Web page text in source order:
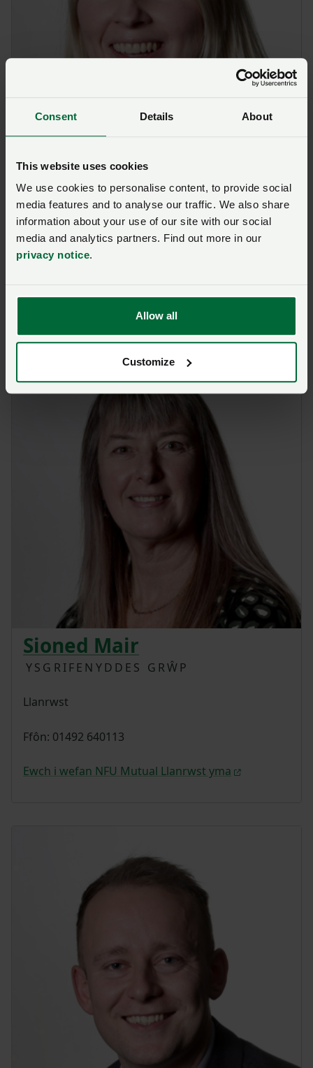
Consent Details About
This website uses cookies
We use cookies to personalise content, to provide social
media features and to analyse our traffic. We also share
information about your use of our site with our social
media and analytics partners. Find out more in our
privacy notice.
Allow all
Customize
Lona Davies
YSGRIFENYDDES GRŴP
Llanrwst
Ffôn: 01492 640113
Ewch i wefan NFU Mutual Llanrwst yma
Sioned Mair
YSGRIFENYDDES GRŴP
Llanrwst
Ffôn: 01492 640113
Ewch i wefan NFU Mutual Llanrwst yma